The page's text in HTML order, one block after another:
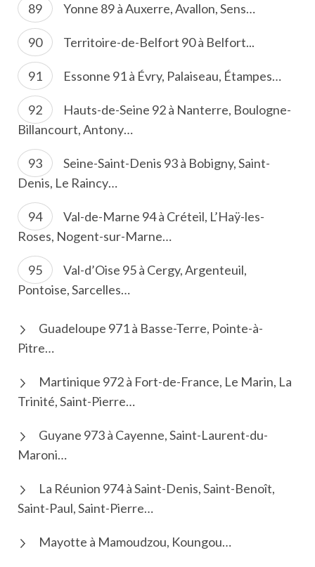
Yonne 89 à Auxerre, Avallon, Sens…
Territoire-de-Belfort 90 à Belfort...
Essonne 91 à Évry, Palaiseau, Étampes…
Hauts-de-Seine 92 à Nanterre, Boulogne-
Billancourt, Antony…
Seine-Saint-Denis 93 à Bobigny, Saint-
Denis, Le Raincy…
Val-de-Marne 94 à Créteil, L’Haÿ-les-
Roses, Nogent-sur-Marne…
Val-d’Oise 95 à Cergy, Argenteuil,
Pontoise, Sarcelles…
Guadeloupe 971 à Basse-Terre, Pointe-à-
Pitre…
Martinique 972 à Fort-de-France, Le Marin, La
Trinité, Saint-Pierre…
Guyane 973 à Cayenne, Saint-Laurent-du-
Maroni…
La Réunion 974 à Saint-Denis, Saint-Benoît,
Saint-Paul, Saint-Pierre…
Mayotte à Mamoudzou, Koungou…